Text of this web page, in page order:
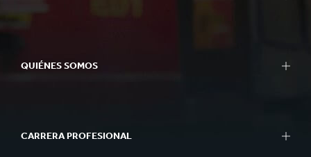
QUIÉNES SOMOS
CARRERA PROFESIONAL